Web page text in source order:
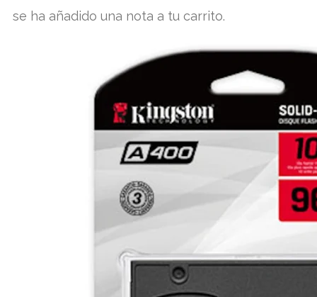
se ha añadido una nota a tu carrito.